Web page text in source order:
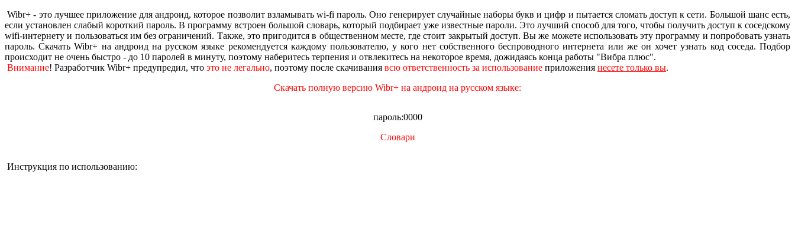
Wibr+ - это лучшее приложение для андроид, которое позволит взламывать wi-fi пароль. Оно генерирует случайные наборы букв и цифр и пытается сломать доступ к сети. Большой шанс есть,
если установлен слабый короткий пароль. В программу встроен большой словарь, который подбирает уже известные пароли. Это лучший способ для того, чтобы получить доступ к соседскому
wifi-интернету и пользоваться им без ограничений. Также, это пригодится в общественном месте, где стоит закрытый доступ. Вы же можете использовать эту программу и попробовать узнать
пароль. Скачать Wibr+ на андроид на русском языке рекомендуется каждому пользователю, у кого нет собственного беспроводного интернета или же он хочет узнать код соседа. Подбор
происходит не очень быстро - до 10 паролей в минуту, поэтому наберитесь терпения и отвлекитесь на некоторое время, дожидаясь конца работы "Вибра плюс".
Внимание! Разработчик Wibr+ предупредил, что это не легально, поэтому после скачивания всю ответственность за использование приложения несете только вы.
Скачать полную версию Wibr+ на андроид на русском языке:
пароль:0000
Словари
Инструкция по использованию: